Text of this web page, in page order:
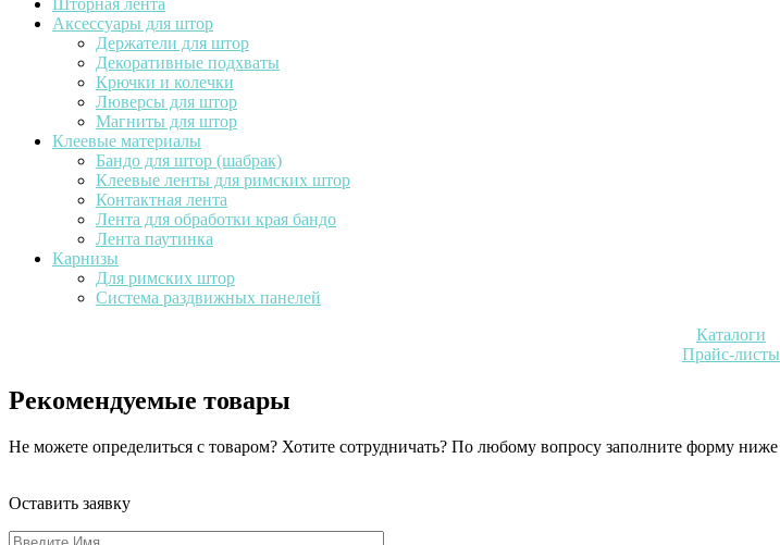
Шторная лента
Аксессуары для штор
Держатели для штор
Декоративные подхваты
Крючки и колечки
Люверсы для штор
Магниты для штор
Клеевые материалы
Бандо для штор (шабрак)
Клеевые ленты для римских штор
Контактная лента
Лента для обработки края бандо
Лента паутинка
Карнизы
Для римских штор
Система раздвижных панелей
Каталоги
Прайс-листы
Рекомендуемые товары
Не можете определиться с товаром? Хотите сотрудничать? По любому вопросу заполните форму ниже
Оставить заявку